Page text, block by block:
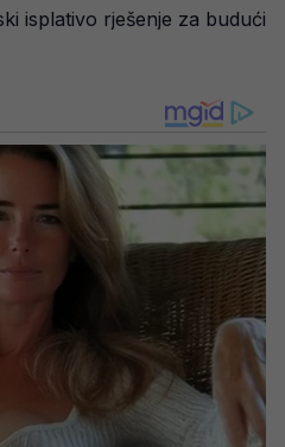
isplativo rješenje za budući